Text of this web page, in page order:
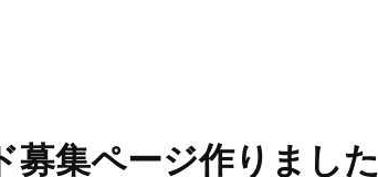
募集ページ作りました